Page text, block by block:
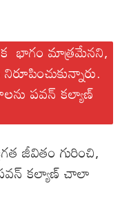
భాగం మాత్రమేనని,
పవన్ కల్యాణ్
జీవితం గురించి,
కల్యాణ్ చాలా